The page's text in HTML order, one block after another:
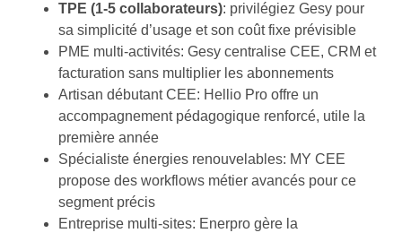
TPE (1-5 collaborateurs): privilégiez Gesy pour
sa simplicité d’usage et son coût fixe prévisible
PME multi-activités: Gesy centralise CEE, CRM et
facturation sans multiplier les abonnements
Artisan débutant CEE: Hellio Pro offre un
accompagnement pédagogique renforcé, utile la
première année
Spécialiste énergies renouvelables: MY CEE
propose des workflows métier avancés pour ce
segment précis
Entreprise multi-sites: Enerpro gère la